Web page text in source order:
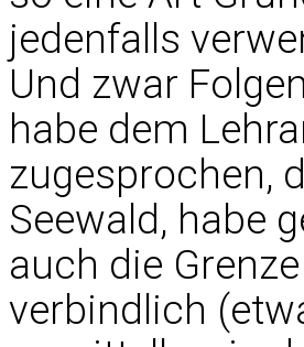
jedenfalls
Und zwar
habe dem
zugesprochen,
Seewald, habe
auch die
verbindlich